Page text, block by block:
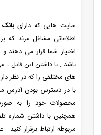
سایت هایی که دارای
اطلاعاتی مشاغل مرند که
اختیار شما قرار می دهند
باشد . با داشتن این فایل ،
های مختلفی را که در نظر
با در دسترس بودن آدرس
محصولات خود را به
همچنین با داشتن شماره
مربوطه ارتباط برقرار کنید